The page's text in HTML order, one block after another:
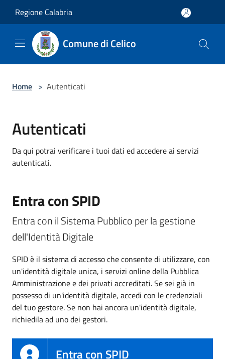
Regione Calabria
Comune di Celico
Home > Autenticati
Autenticati
Da qui potrai verificare i tuoi dati ed accedere ai servizi
autenticati.
Entra con SPID
Entra con il Sistema Pubblico per la gestione
dell'Identità Digitale
SPID è il sistema di accesso che consente di utilizzare, con
un'identità digitale unica, i servizi online della Pubblica
Amministrazione e dei privati accreditati. Se sei già in
possesso di un'identità digitale, accedi con le credenziali
del tuo gestore. Se non hai ancora un'identità digitale,
richiedila ad uno dei gestori.
Entra con SPID